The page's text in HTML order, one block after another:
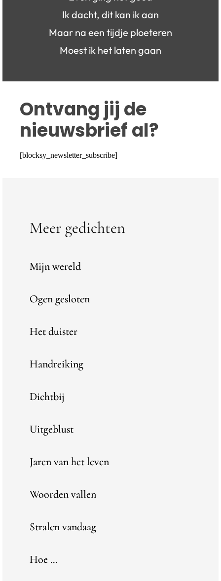
Ik dacht, dit kan ik aan
Maar na een tijdje ploeteren
Moest ik het laten gaan
Ontvang jij de
nieuwsbrief al?
[blocksy_newsletter_subscribe]
Meer gedichten
Mijn wereld
Ogen gesloten
Het duister
Handreiking
Dichtbij
Uitgeblust
Jaren van het leven
Woorden vallen
Stralen vandaag
Hoe …